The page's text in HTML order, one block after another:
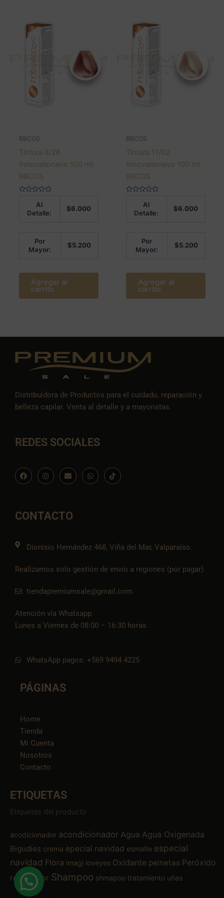
BBCOS
Tintura 8/26
Innovationevo 100 ml.
BBCOS
Al
Detalle:
$6.000
Por
Mayor:
$5.200
Agregar al
carrito
BBCOS
Tintura 11/02
Innovationevo 100 ml.
BBCOS
Al
Detalle:
$6.000
Por
Mayor:
$5.200
Agregar al
carrito
Distribuidora de Productos para el cuidado, reparación y
belleza capilar. Venta al detalle y a mayoristas.
REDES SOCIALES
F
a
c
o
k
I
n
s
r
a
E
n
v
p
e
W
h
a
I
c
o
CONTACTO
Dionisio Hernández 468, Viña del Mar, Valparaíso.
Realizamos solo gestión de envío a regiones (por pagar)
tiendapremiumsale@gmail.com
Atención vía Whatsapp
Lunes a Viernes de 08:00 – 16:30 horas
WhatsApp pagos: +569 9494 4225
PÁGINAS
Home
Tienda
Mi Cuenta
Nosotros
Contacto
ETIQUETAS
Etiquetas del producto
acodicionador acondicionador Agua Agua Oxigenada
Bigudíes crema epecial navidad esmalte especial
navidad Flora imagi loveyes Oxidante peinetas Peróxido
removedor Shampoo shmapoo tratamiento uñas